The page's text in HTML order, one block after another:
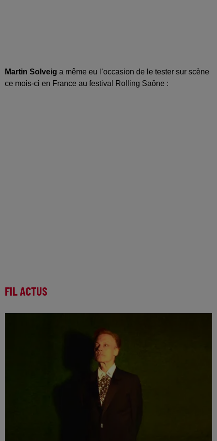
Martin Solveig a même eu l’occasion de le tester sur scène
ce mois-ci en France au festival Rolling Saône :
FIL ACTUS